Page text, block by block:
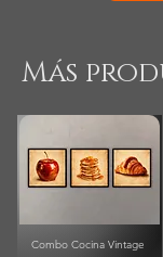
Más
Combo Cocina Vintage